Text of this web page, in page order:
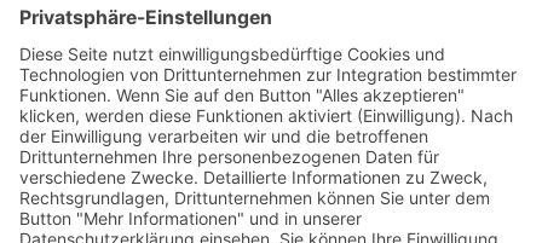
You May Also Like
4. September 2019
Verbrauchstest: 100 km im VW Touareg 3,0 l V6 TDI
8. März 2021